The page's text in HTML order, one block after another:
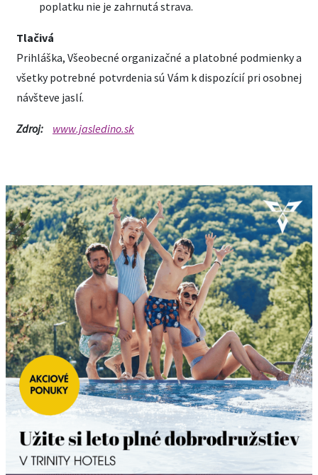
poplatku nie je zahrnutá strava.
Tlačivá
Prihláška, Všeobecné organizačné a platobné podmienky a
všetky potrebné potvrdenia sú Vám k dispozícií pri osobnej
návšteve jaslí.
Zdroj: www.jasledino.sk